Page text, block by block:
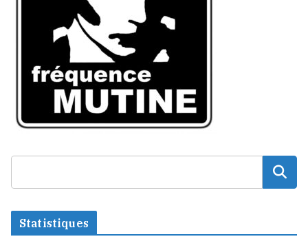
Statistiques